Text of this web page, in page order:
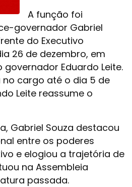
A função foi
governador Gabriel
do Executivo
26 de dezembro, em
Eduardo Leite.
no cargo até o dia 5 de
Leite reassume o
Gabriel Souza destacou
entre os poderes
e elogiou a trajetória de
na Assembleia
passada.